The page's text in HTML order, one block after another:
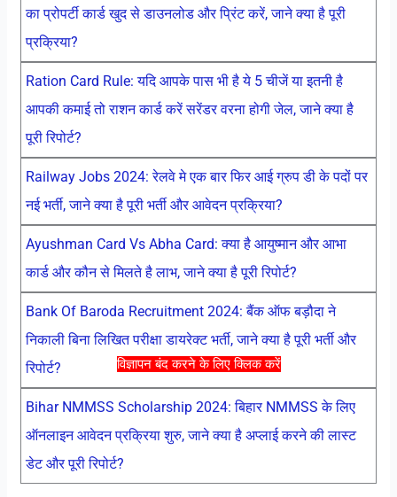
विज्ञापन बंद करने के लिए क्लिक करें
का प्रोपर्टी कार्ड खुद से डाउनलोड और प्रिंट करें, जाने क्या है पूरी
प्रक्रिया?
Ration Card Rule: यदि आपके पास भी है ये 5 चीजें या इतनी है
आपकी कमाई तो राशन कार्ड करें सरेंडर वरना होगी जेल, जाने क्या है
पूरी रिपोर्ट?
Railway Jobs 2024: रेलवे मे एक बार फिर आई ग्रुप डी के पदों पर
नई भर्ती, जाने क्या है पूरी भर्ती और आवेदन प्रक्रिया?
Ayushman Card Vs Abha Card: क्या है आयुष्मान और आभा
कार्ड और कौन से मिलते है लाभ, जाने क्या है पूरी रिपोर्ट?
Bank Of Baroda Recruitment 2024: बैंक ऑफ बड़ौदा ने
निकाली बिना लिखित परीक्षा डायरेक्ट भर्ती, जाने क्या है पूरी भर्ती और
रिपोर्ट?
Bihar NMMSS Scholarship 2024: बिहार NMMSS के लिए
ऑनलाइन आवेदन प्रक्रिया शुरु, जाने क्या है अप्लाई करने की लास्ट
डेट और पूरी रिपोर्ट?